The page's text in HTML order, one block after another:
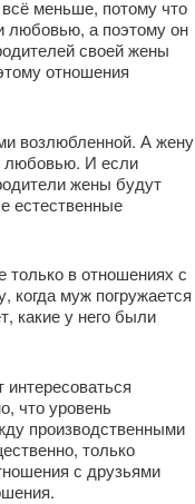
меньше, потому что
любовью, а поэтому он
своей жены
отношения
возлюбленной. А жену
любовью. И если
жены будут
естественные
только в отношениях с
когда муж погружается
какие у него были
интересоваться
что уровень
производственными
только
с друзьями